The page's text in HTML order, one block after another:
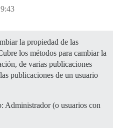
la propiedad de las
los métodos para cambiar la
de varias publicaciones
publicaciones de un usuario
Administrador (o usuarios con